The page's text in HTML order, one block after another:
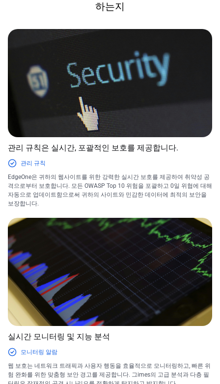
하는지
관리 규칙은 실시간, 포괄적인 보호를 제공합니다.
관리 규칙
EdgeOne은 귀하의 웹사이트를 위한 강력한 실시간 보호를 제공하여 취약성 공
격으로부터 보호합니다. 모든 OWASP Top 10 위험을 포괄하고 0일 위협에 대해
자동으로 업데이트함으로써 귀하의 사이트와 민감한 데이터에 최적의 보안을
보장합니다.
실시간 모니터링 및 지능 분석
모니터링 알람
웹 보호는 네트워크 트래픽과 사용자 행동을 효율적으로 모니터링하고, 빠른 위
험 완화를 위한 맞춤형 보안 경고를 제공합니다. 그imes의 고급 분석과 다층 필